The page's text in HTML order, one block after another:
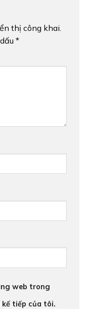
thị công khai.
*
web trong
tiếp của tôi.